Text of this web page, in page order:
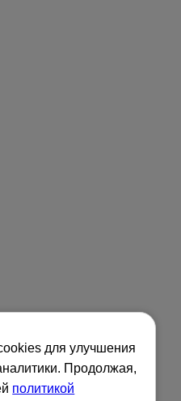
для улучшения
Продолжая,
политикой